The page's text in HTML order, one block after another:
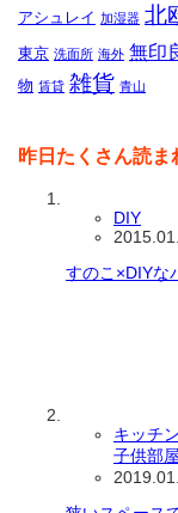
アシュレイ 加湿器 北
東京 洗面所 海外 無印
物 賃貸 雑貨 青山
昨日たくさん読ま
DIY
すのこ×DIYな
キッチ
子供部